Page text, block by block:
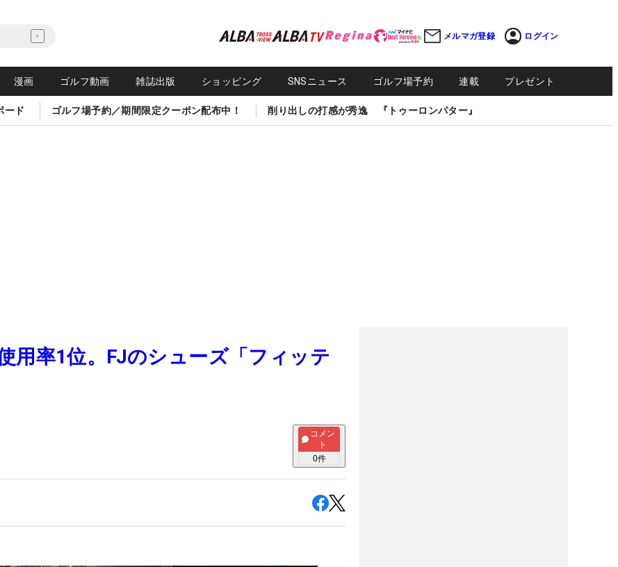
メルマガ登録 ログイン
漫画 ゴルフ動画 雑誌出版 ショッピング SNSニュース ゴルフ場予約 連載 プレゼント
ード ゴルフ場予約／期間限定クーポン配布中！ 削り出しの打感が秀逸 『トゥーロンパター』
用率1位。FJのシューズ「フィッテ
コメン
ト
0件